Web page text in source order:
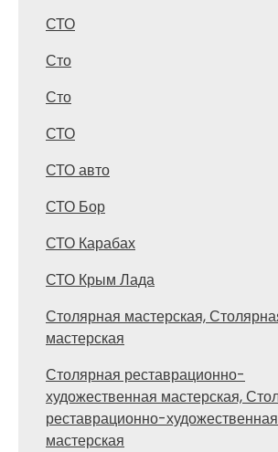
СТО
Сто
Сто
СТО
СТО авто
СТО Бор
СТО Карабах
СТО Крым Лада
Столярная мастерская,
мастерская
Столярная реставрационно-
художественная мастерская,
реставрационно-художественная
мастерская